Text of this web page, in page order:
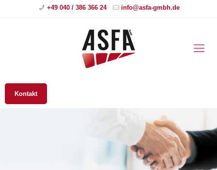
+49 040 / 386 366 24 info@asfa-gmbh.de
Kontakt
Wir sind Ihr kompetenter Partner
für Arbeitnehmerüberlassung &